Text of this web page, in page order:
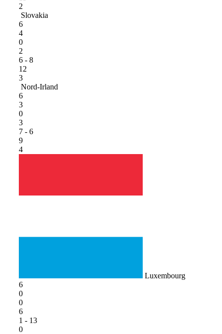
2
Slovakia
6
4
0
2
6 - 8
12
3
Nord-Irland
6
3
0
3
7 - 6
9
4
Luxembourg
6
0
0
6
1 - 13
0